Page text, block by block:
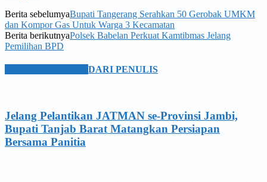
Berita sebelumyaBupati Tangerang Serahkan 50 Gerobak UMKM
dan Kompor Gas Untuk Warga 3 Kecamatan
Berita berikutnyaPolsek Babelan Perkuat Kamtibmas Jelang
Pemilihan BPD
DARI PENULIS
Jelang Pelantikan JATMAN se-Provinsi Jambi,
Bupati Tanjab Barat Matangkan Persiapan
Bersama Panitia